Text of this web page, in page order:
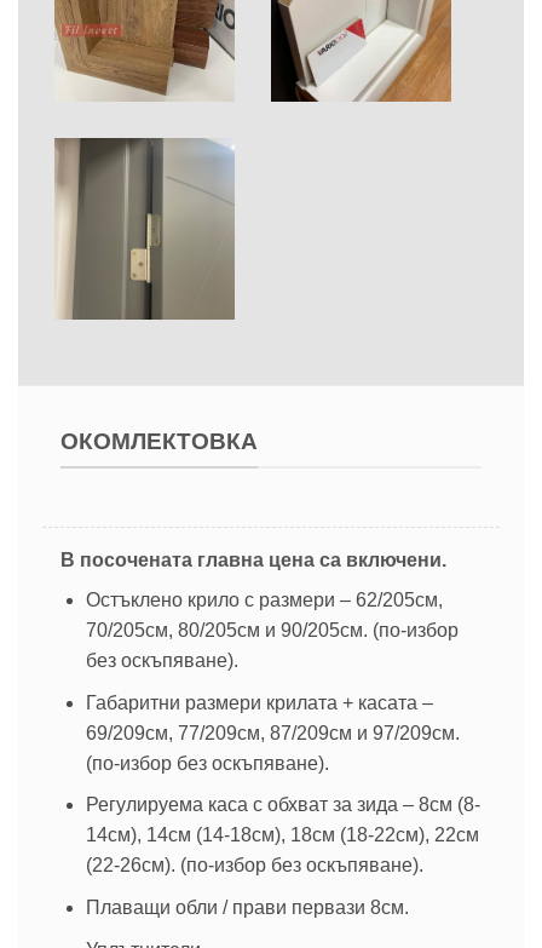
ОКОМЛЕКТОВКА
В посочената главна цена са включени.
Остъклено крило с размери – 62/205см,
70/205см, 80/205см и 90/205см. (по-избор
без оскъпяване).
Габаритни размери крилата + касата –
69/209см, 77/209см, 87/209см и 97/209см.
(по-избор без оскъпяване).
Регулируема каса с обхват за зида – 8см (8-
14см), 14см (14-18см), 18см (18-22см), 22см
(22-26см). (по-избор без оскъпяване).
Плаващи обли / прави первази 8см.